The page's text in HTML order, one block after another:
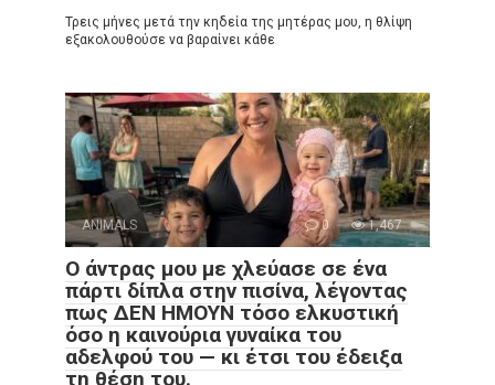
Τρεις μήνες μετά την κηδεία της μητέρας μου, η θλίψη
εξακολουθούσε να βαραίνει κάθε
ANIMALS 0 1,467
Ο άντρας μου με χλεύασε σε ένα
πάρτι δίπλα στην πισίνα, λέγοντας
πως ΔΕΝ ΗΜΟΥΝ τόσο ελκυστική
όσο η καινούρια γυναίκα του
αδελφού του — κι έτσι του έδειξα
τη θέση του.